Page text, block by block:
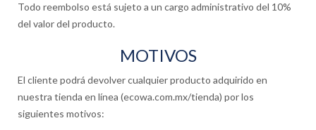
Todo reembolso está sujeto a un cargo administrativo del 10%
del valor del producto.
MOTIVOS
El cliente podrá devolver cualquier producto adquirido en
nuestra tienda en línea (ecowa.com.mx/tienda) por los
siguientes motivos: